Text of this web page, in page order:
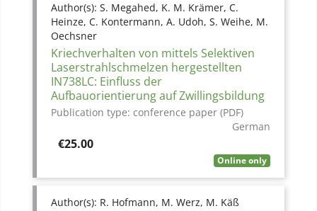
Author(s): S. Megahed, K. M. Krämer, C.
Heinze, C. Kontermann, A. Udoh, S. Weihe, M.
Oechsner
Kriechverhalten von mittels Selektiven
Laserstrahlschmelzen hergestellten
IN738LC: Einfluss der
Aufbauorientierung auf Zwillingsbildung
Publication type: conference paper (PDF)
German
Price
€25.00
Online only
Author(s): R. Hofmann, M. Werz, M. Käß